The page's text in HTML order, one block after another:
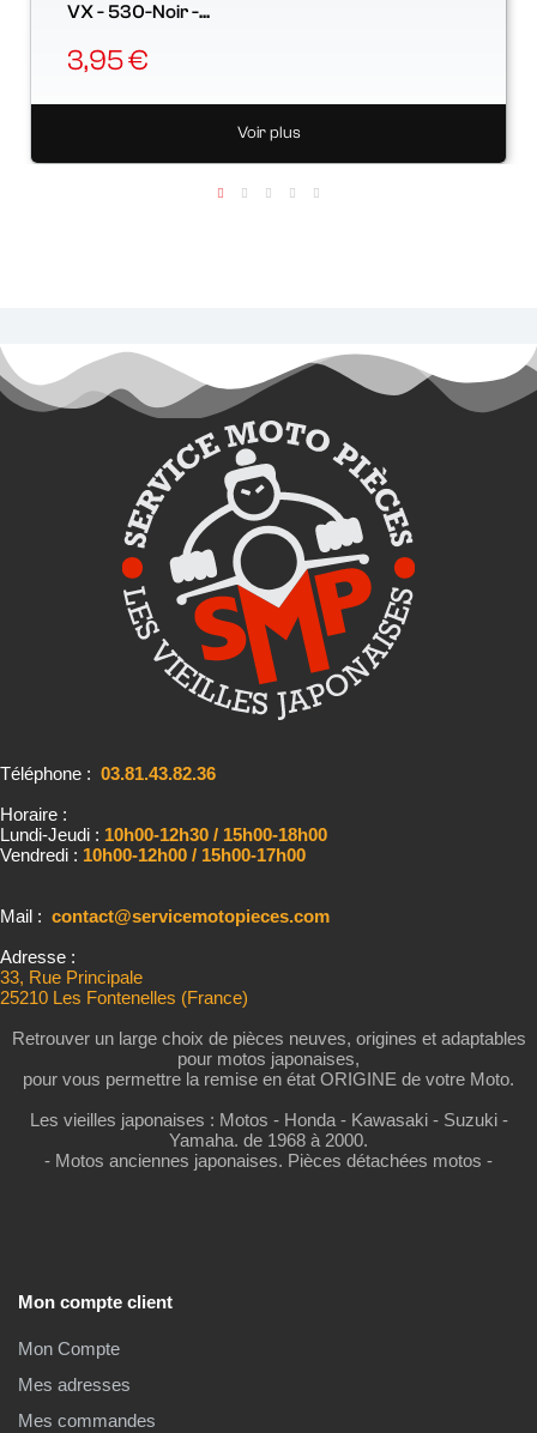
VX - 530-Noir -...
3,95 €
Voir plus
Téléphone : 03.81.43.82.36
Horaire :
Lundi-Jeudi : 10h00-12h30 / 15h00-18h00
Vendredi : 10h00-12h00 / 15h00-17h00
Mail : contact@servicemotopieces.com
Adresse :
33, Rue Principale
25210 Les Fontenelles (France)
Retrouver un large choix de pièces neuves, origines et adaptables
pour motos japonaises,
pour vous permettre la remise en état ORIGINE de votre Moto.
Les vieilles japonaises : Motos - Honda - Kawasaki - Suzuki -
Yamaha. de 1968 à 2000.
- Motos anciennes japonaises. Pièces détachées motos -
Mon compte client
Mon Compte
Mes adresses
Mes commandes